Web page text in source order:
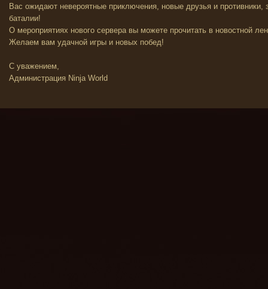
Вас ожидают невероятные приключения, новые друзья и
баталии!
О мероприятиях нового сервера вы можете прочитать в новостной
Желаем вам удачной игры и новых побед!
С уважением,
Администрация Ninja World